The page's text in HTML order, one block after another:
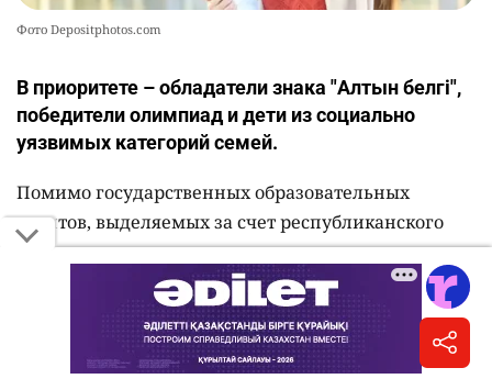
Фото Depositphotos.com
В приоритете – обладатели знака "Алтын белгі",
победители олимпиад и дети из социально
уязвимых категорий семей.
Помимо государственных образовательных
грантов, выделяемых за счет республиканского
бюджета и средств местных исполнительных
органов, высшие учебные заведения Казахстана
предоставляют абитуриентам собственные
образовательные гранты, скидки на оплату
обучения и именные стипендии,сообщает